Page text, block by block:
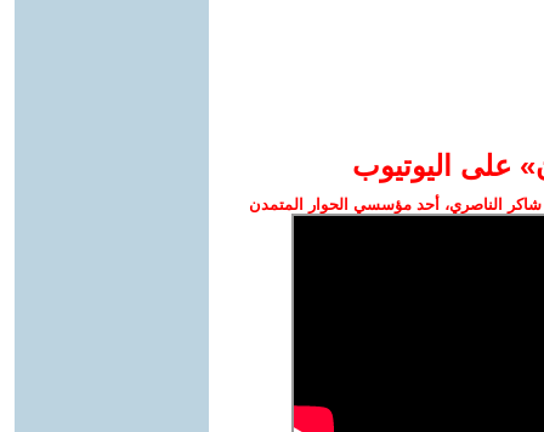
على اليوتيوب
الناصري، أحد مؤسسي الحوار المتمدن